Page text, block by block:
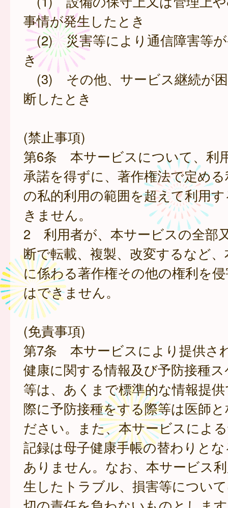
事情が発生したとき
(2) 災害等により通信障害等が
き
(3) その他、サービス継続が
断したとき
(禁止事項)
第6条 本サービスについて、利
承諾を得ずに、著作権法で定め
の私的利用の範囲を超えて利用
きません。
2 利用者が、本サービスの全部
断で転載、複製、改変するなど
に係わる著作権その他の権利を
はできません。
(免責事項)
第7条 本サービスにより提供さ
健康に関する情報及び予防接種
等は、あくまで標準的な情報提
際に予防接種をする際等は医師
ださい。また、本サービスによ
記録は母子健康手帳の替わりと
ありません。なお、本サービス
生したトラブル、損害等につい